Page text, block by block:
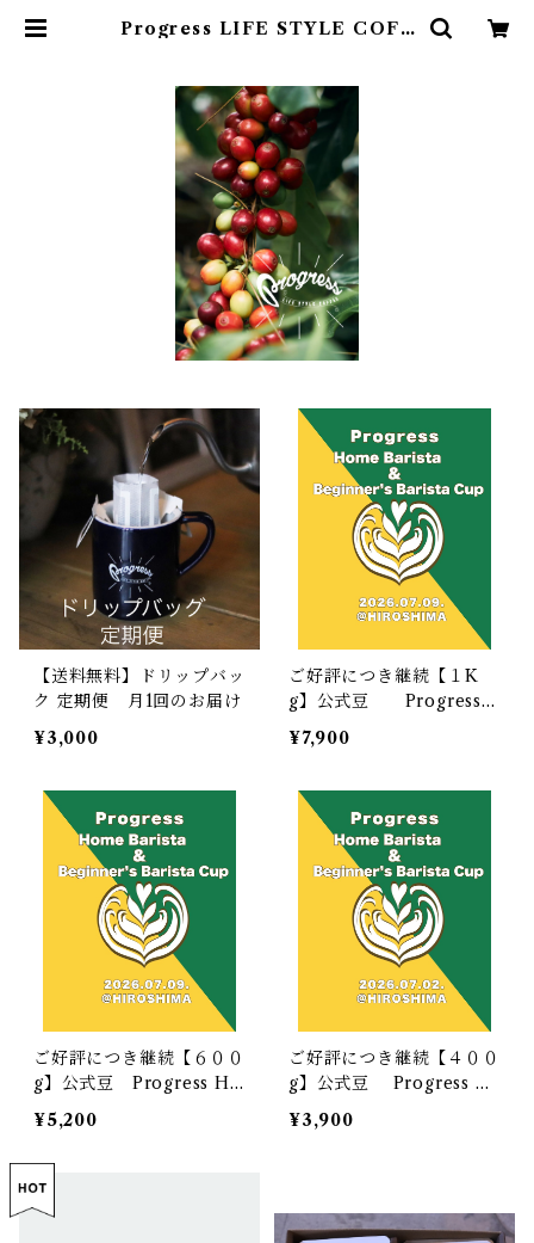
Progress LIFE STYLE COFF
【送料無料】ドリップバッ
ク 定期便 月1回のお届け
¥3,000
ご好評につき継続【１K
g】公式豆 Progress
Home Barista Cup & B
eginners Barista Cup
¥7,900
ご好評につき継続【６００
g】公式豆 Progress Ho
me Barista Cup & Begi
nners Barista Cup
¥5,200
ご好評につき継続【４００
g】公式豆 Progress H
ome Barista Cup & Beg
inners Barista Cup
¥3,900